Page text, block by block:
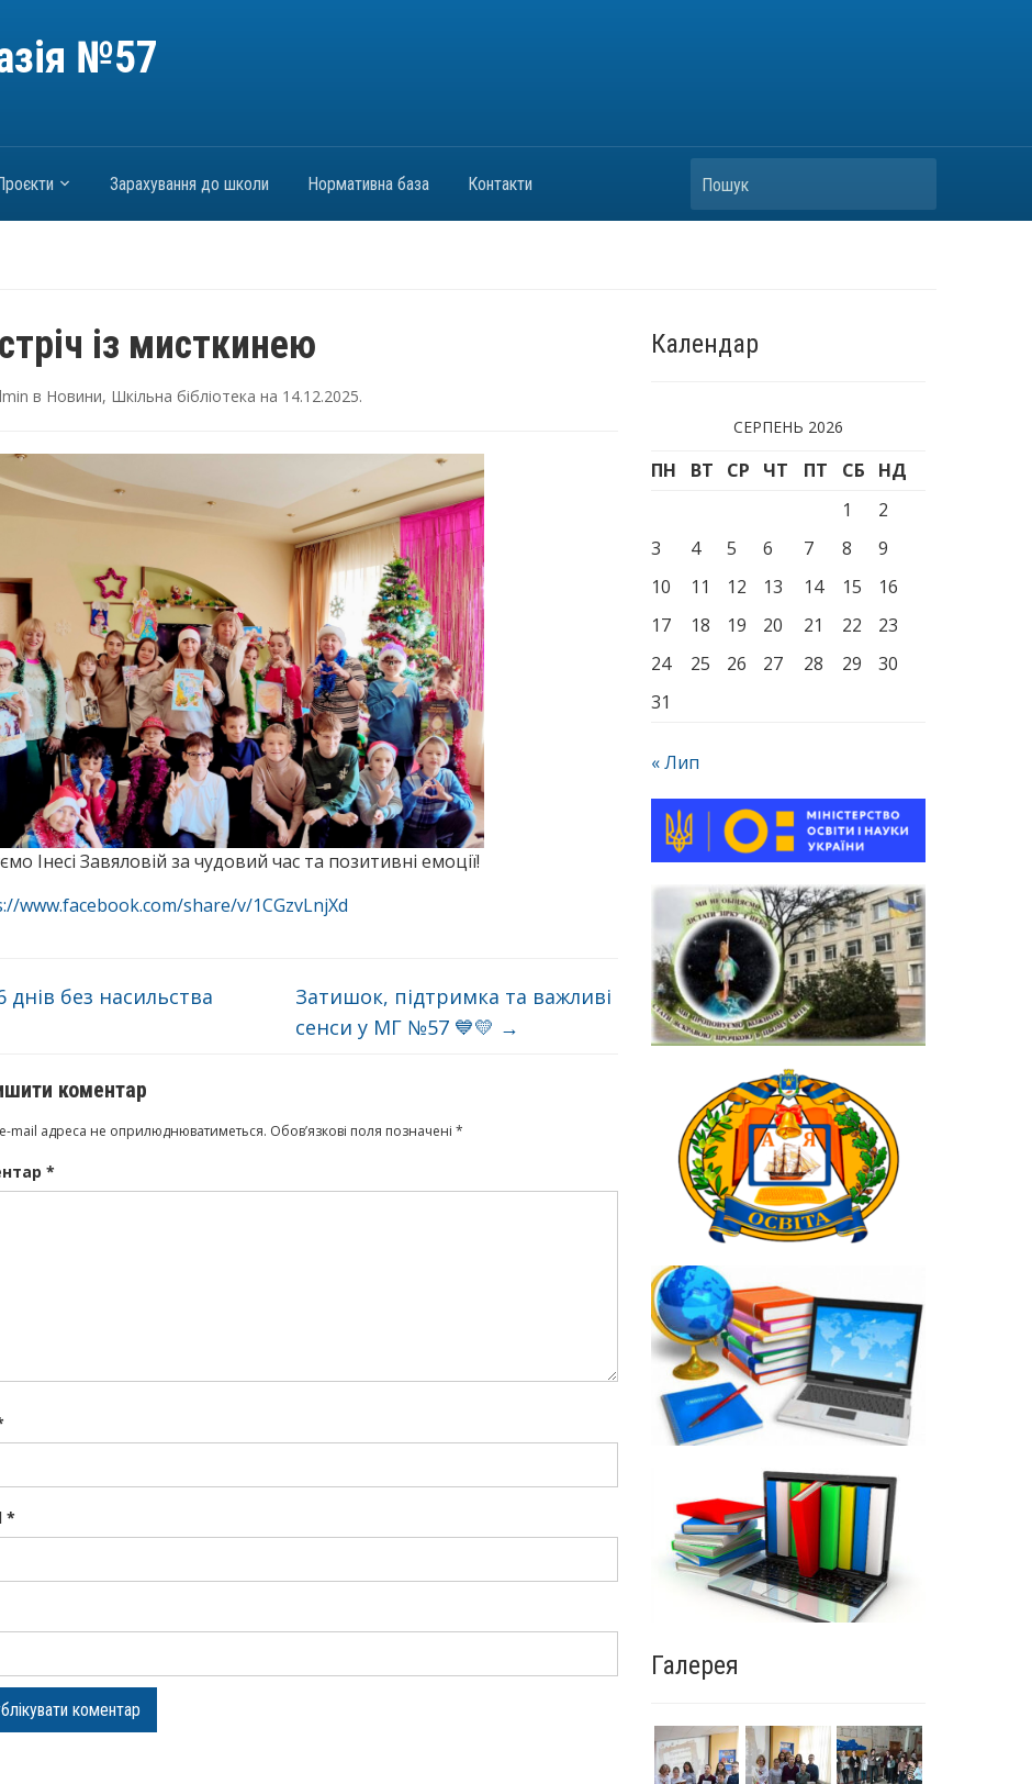
№57
Зарахування до школи Нормативна база Контакти Пошук
із мисткинею
в Новини, Шкільна бібліотека на 14.12.2025.
Інесі Завяловій за чудовий час та позитивні емоції!
www.facebook.com/share/v/1CGzvLnjXd
днів без насильства
Затишок, підтримка та важливі
сенси у МГ №57 💙💛 →
коментар
mail адреса не оприлюднюватиметься. Обов’язкові поля позначені *
*
*
Календар
СЕРПЕНЬ 2026
ПН ВТ СР ЧТ ПТ СБ
НД
1
2
3
4 5 6 7 8
9
10
11 12 13 14 15
16
17
18 19 20 21 22
23
24
25 26 27 28 29
30
31
« Лип
Галерея